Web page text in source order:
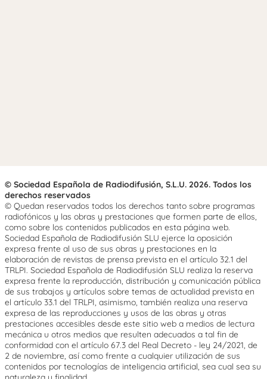
© Sociedad Española de Radiodifusión, S.L.U. 2026. Todos los
derechos reservados
© Quedan reservados todos los derechos tanto sobre programas
radiofónicos y las obras y prestaciones que formen parte de ellos,
como sobre los contenidos publicados en esta página web.
Sociedad Española de Radiodifusión SLU ejerce la oposición
expresa frente al uso de sus obras y prestaciones en la
elaboración de revistas de prensa prevista en el artículo 32.1 del
TRLPI. Sociedad Española de Radiodifusión SLU realiza la reserva
expresa frente la reproducción, distribución y comunicación pública
de sus trabajos y artículos sobre temas de actualidad prevista en
el artículo 33.1 del TRLPI, asimismo, también realiza una reserva
expresa de las reproducciones y usos de las obras y otras
prestaciones accesibles desde este sitio web a medios de lectura
mecánica u otros medios que resulten adecuados a tal fin de
conformidad con el artículo 67.3 del Real Decreto - ley 24/2021, de
2 de noviembre, así como frente a cualquier utilización de sus
contenidos por tecnologías de inteligencia artificial, sea cual sea su